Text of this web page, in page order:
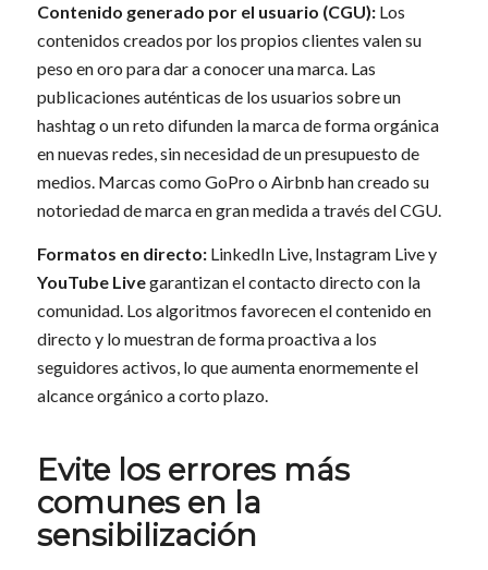
Contenido generado por el usuario (CGU):Los
contenidos creados por los propios clientes valen su
peso en oro para dar a conocer una marca. Las
publicaciones auténticas de los usuarios sobre un
hashtag o un reto difunden la marca de forma orgánica
en nuevas redes, sin necesidad de un presupuesto de
medios. Marcas como GoPro o Airbnb han creado su
notoriedad de marca en gran medida a través del CGU.
Formatos en directo:LinkedIn Live, Instagram Live y
YouTube Livegarantizan el contacto directo con la
comunidad. Los algoritmos favorecen el contenido en
directo y lo muestran de forma proactiva a los
seguidores activos, lo que aumenta enormemente el
alcance orgánico a corto plazo.
Evite los errores más
comunes en la
sensibilización